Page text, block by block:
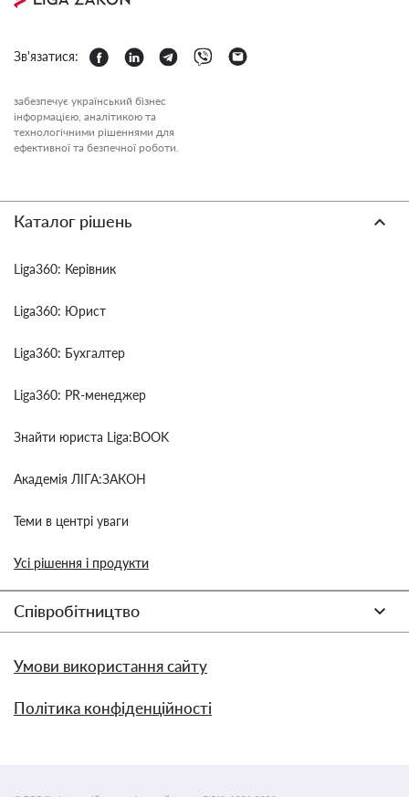
Зв'язатися:
забезпечує український бізнес
інформацією, аналітикою та
технологічними рішеннями для
ефективної та безпечної роботи.
Каталог рішень
Liga360: Керівник
Liga360: Юрист
Liga360: Бухгалтер
Liga360: PR-менеджер
Знайти юриста Liga:BOOK
Академія ЛІГА:ЗАКОН
Теми в центрі уваги
Усі рішення і продукти
Співробітництво
Умови використання сайту
Політика конфіденційності